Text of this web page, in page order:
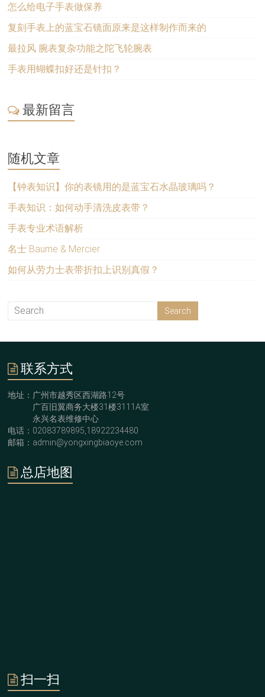
怎么给电子手表做保养
复刻手表上的蓝宝石镜面原来是这样制作而来的
最拉风 腕表复杂功能之陀飞轮腕表
手表用蝴蝶扣好还是针扣？
最新留言
随机文章
【钟表知识】你的表镜用的是蓝宝石水晶玻璃吗？
手表知识：如何动手清洗皮表带？
手表专业术语解析
名士 Baume & Mercier
如何从劳力士表带折扣上识别真假？
联系方式
地址：广州市越秀区西湖路12号
广百旧翼商务大楼31楼3111A室
永兴名表维修中心
电话：02083789895,18922234480
邮箱：admin@yongxingbiaoye.com
总店地图
扫一扫